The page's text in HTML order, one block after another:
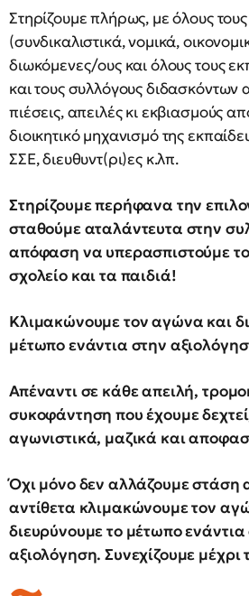
Στηρίζουμε πλήρως, με όλους
(συνδικαλιστικά, νομικά,
διωκόμενες/ους και όλους τους
και τους συλλόγους διδασκόντων
πιέσεις, απειλές κι εκβιασμούς
διοικητικό μηχανισμό της
ΣΣΕ, διευθυντ(ρι)ες κ.λπ.
Στηρίζουμε περήφανα την
σταθούμε αταλάντευτα στην
απόφαση να υπερασπιστούμε
σχολείο και τα παιδιά!
Κλιμακώνουμε τον αγώνα και
μέτωπο ενάντια στην
Απέναντι σε κάθε απειλή,
συκοφάντηση που έχουμε
αγωνιστικά, μαζικά και
Όχι μόνο δεν αλλάζουμε στάση
αντίθετα κλιμακώνουμε τον
διευρύνουμε το μέτωπο ενάντια
αξιολόγηση. Συνεχίζουμε μέχρι